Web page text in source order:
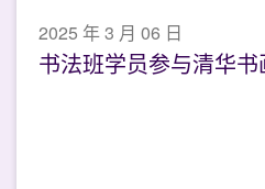
2025 年 3 月 06 日
书法班学员参与清华